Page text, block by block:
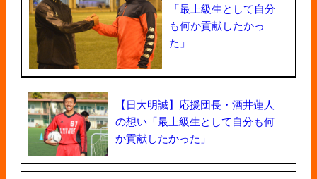
「最上級生として自分
も何か貢献したかっ
た」
【日大明誠】応援団長・酒井蓮人
の想い「最上級生として自分も何
か貢献したかった」